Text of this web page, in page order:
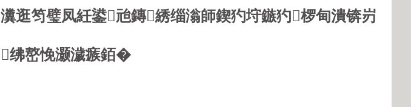
瀵逛笉璧凤紝鍙兘鏄綉缁滃師鍥犳垨鏃犳椤甸潰锛岃
绋嶅悗灏濊瘯銆�